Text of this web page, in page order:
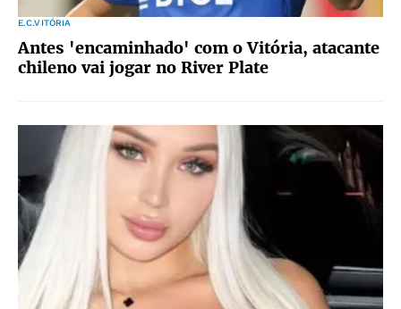
E.C.VITÓRIA
Antes 'encaminhado' com o Vitória, atacante
chileno vai jogar no River Plate